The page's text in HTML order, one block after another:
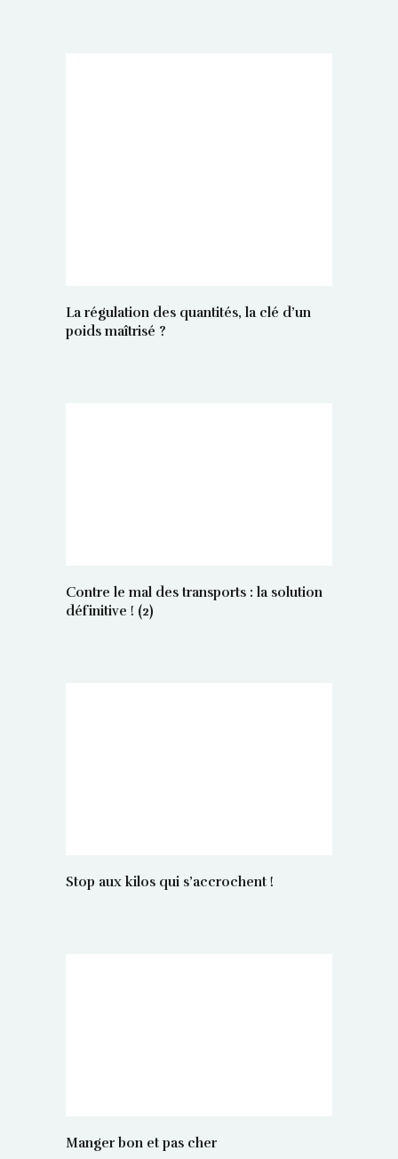
La régulation des quantités, la clé d’un
poids maîtrisé ?
Contre le mal des transports : la solution
définitive ! (2)
Stop aux kilos qui s’accrochent !
Manger bon et pas cher